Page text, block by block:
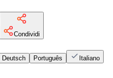
Condividi
Deutsch Português
Italiano